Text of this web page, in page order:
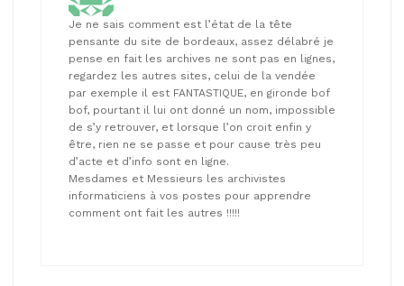
Je ne sais comment est l’état de la tête
pensante du site de bordeaux, assez délabré je
pense en fait les archives ne sont pas en lignes,
regardez les autres sites, celui de la vendée
par exemple il est FANTASTIQUE, en gironde bof
bof, pourtant il lui ont donné un nom, impossible
de s’y retrouver, et lorsque l’on croit enfin y
être, rien ne se passe et pour cause très peu
d’acte et d’info sont en ligne.
Mesdames et Messieurs les archivistes
informaticiens à vos postes pour apprendre
comment ont fait les autres !!!!!